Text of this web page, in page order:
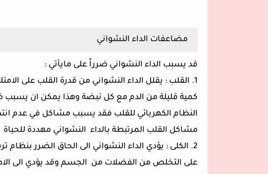
مضاعفات الداء النشواني
قد يسبب الداء النشواني ضرراً على مايأتي :
1. القلب : يقلل الداء النشواني من قدرة القلب على
كمية قليلة من الدم مع كل نبضة وهذا يمكن ان يسبب
النظام الكهربائي للقلب فقد يسبب مشاكل في عدم
مشاكل القلب المرتبطة بالداء النشواني مهددة للحياة
2. الكلى : يؤدي الداء النشواني الى الحاق الضرر بنظام
على التخلص من الفضلات من الجسم وقد يؤدي الى